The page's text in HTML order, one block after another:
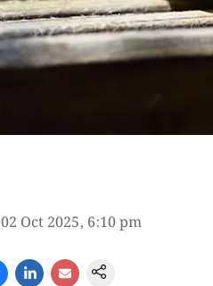
02 Oct 2025, 6:10 pm